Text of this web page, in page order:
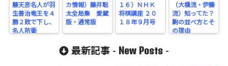
藤天彦名人が羽
生善治竜王を４
勝２敗で下し、
名人防衛
カ情報）藤井聡
太全局集 愛蔵
版・通常版
１６）ＮＨＫ
将棋講座 ２０
１８年９月号
（大橋流・伊藤
流）知ってた？
駒の並べ方とそ
の理由
最新記事 - New Posts -